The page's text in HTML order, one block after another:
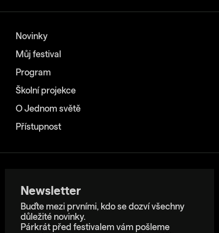
Novinky
Můj festival
Program
Školní projekce
O Jednom světě
Přístupnost
Newsletter
Buďte mezi prvními, kdo se dozví všechny
důležité novinky.
Párkrát před festivalem vám pošleme